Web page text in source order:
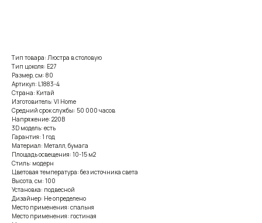
Тип товара: Люстра в столовую
Тип цоколя: E27
Размер, см: 80
Артикул: L1883-4
Страна: Китай
Изготовитель: VI Home
Средний срок службы: 50 000 часов
Напряжение: 220В
3D модель: есть
Гарантия: 1 год
Материал: Металл, бумага
Площадь освещения: 10-15 м2
Стиль: модерн
Цветовая температура: без источника света
Высота, см: 100
Установка: подвесной
Дизайнер: Не определено
Место применения: спальня
Место применения: гостиная